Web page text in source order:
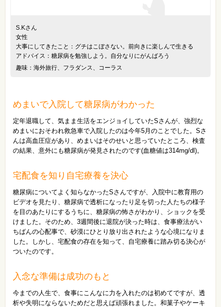
S.Kさん
女性
大事にしてきたこと：グチはこぼさない。前向きに楽しんで生きる
アドバイス：糖尿病を勉強しよう。自分なりにがんばろう
趣味：海外旅行、フラダンス、コーラス
めまいで入院して糖尿病がわかった
定年退職して、気まま生活をエンジョイしていたSさんが、強烈な
めまいにおそわれ救急車で入院したのは今年5月のことでした。Sさ
んは高血圧症があり、めまいはそのせいと思っていたところ、検査
の結果、意外にも糖尿病が発見されたのです(血糖値は314mg/dl)。
宅配食を知り自宅療養を決心
糖尿病についてよく知らなかったSさんですが、入院中に教育用の
ビデオを見たり、糖尿病で透析になったり足を切った人たちの様子
を目のあたりにするうちに、糖尿病の怖さがわかり、ショックを受
けました。そのため、3週間後に退院が決った時は、食事療法がい
ちばんの心配事で、砂漠にひとり放り出されたような心境になりま
した。しかし、宅配食の存在を知って、自宅療養に踏み切る決心が
ついたのです。
入念な準備は成功のもと
今までの人生で、食事にこんなに力を入れたのは初めてですが、透
析や失明にならないためだと思えば頑張れました。和菓子やケーキ